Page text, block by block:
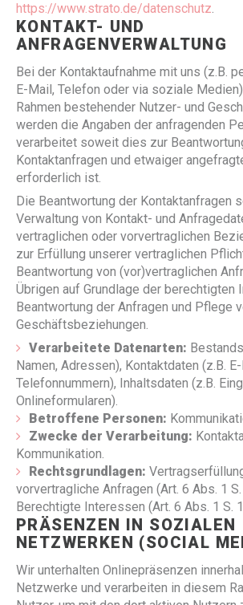
https://www.strato.de/datenschutz.
KONTAKT- UND
ANFRAGENVERWALTUNG
Bei der Kontaktaufnahme mit uns (z.B.
E-Mail, Telefon oder via soziale
Rahmen bestehender Nutzer- und
werden die Angaben der anfragenden
verarbeitet soweit dies zur
Kontaktanfragen und etwaiger
erforderlich ist.
Die Beantwortung der Kontaktanfragen
Verwaltung von Kontakt- und
vertraglichen oder vorvertraglichen
zur Erfüllung unserer vertraglichen
Beantwortung von (vor)vertraglichen
Übrigen auf Grundlage der berechtigten
Beantwortung der Anfragen und Pflege
Geschäftsbeziehungen.
Verarbeitete Datenarten:
Namen, Adressen), Kontaktdaten (z.B.
Telefonnummern), Inhaltsdaten (z.B.
Onlineformularen).
Betroffene Personen:
Zwecke der Verarbeitung:
Kommunikation.
Rechtsgrundlagen:
vorvertragliche Anfragen (Art. 6 Abs. 1 S.
Berechtigte Interessen (Art. 6 Abs. 1 S.
PRÄSENZEN IN SOZIALEN
NETZWERKEN (SOCIAL
Wir unterhalten Onlinepräsenzen
Netzwerke und verarbeiten in diesem